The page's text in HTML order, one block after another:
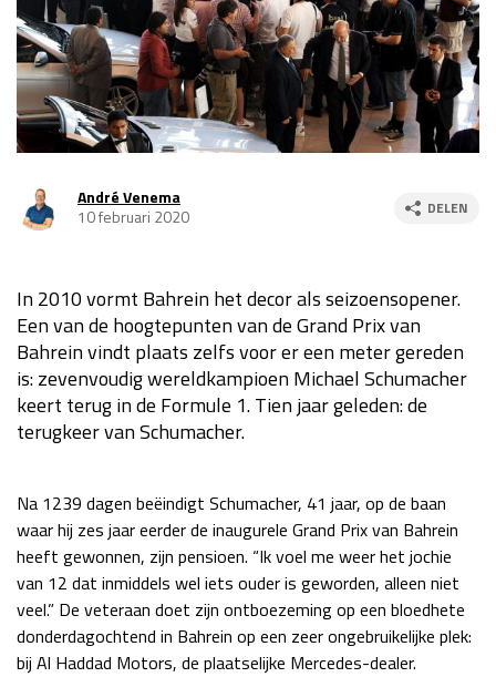
Race
za 13:00 - 15:00
GP VERENIGDE STATEN 2026 23 - 25 okt
Kwalificatie
za 23:00 - 00:00
GP MEXICO 2026 30 okt - 01 nov
Kwalificatie
za 22:00 - 23:00
Race
zo 21:00 - 23:00
GP SÃO PAULO 2026
Kwalificatie
za 19:00 - 20:00
Race
zo 18:00 - 20:00
Kwalificatie
za 05:00 - 06:00
Race
zo 05:00 - 07:00
GP ABU DHABI 2026 04 - 06 dec
Kwalificatie
za 15:00 - 16:00
André Venema
10 februari 2020
DELEN
In 2010 vormt Bahrein het decor als seizoensopener.
Een van de hoogtepunten van de Grand Prix van
Bahrein vindt plaats zelfs voor er een meter gereden
is: zevenvoudig wereldkampioen Michael Schumacher
keert terug in de Formule 1. Tien jaar geleden: de
terugkeer van Schumacher.
Na 1239 dagen beëindigt Schumacher, 41 jaar, op de baan
waar hij zes jaar eerder de inaugurele Grand Prix van Bahrein
heeft gewonnen, zijn pensioen. “Ik voel me weer het jochie
van 12 dat inmiddels wel iets ouder is geworden, alleen niet
veel.” De veteraan doet zijn ontboezeming op een bloedhete
donderdagochtend in Bahrein op een zeer ongebruikelijke plek:
bij Al Haddad Motors, de plaatselijke Mercedes-dealer.